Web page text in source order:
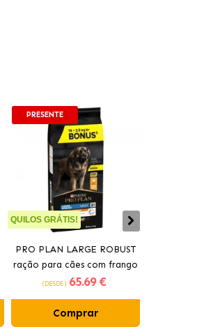
PRESENTE
QUILOS GRÁTIS!
PRO PLAN LARGE ROBUST
ração para cães com frango
(DESDE) 65.69 €
Comprar